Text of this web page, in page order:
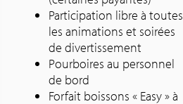
Participation libre à toutes
les animations et soirées
de divertissement
Pourboires au personnel
de bord
Forfait boissons « Easy » à